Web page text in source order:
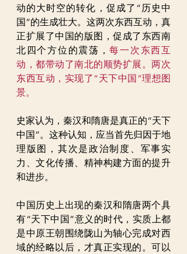
动的大时空的转化，促成了“历史中
国”的生成壮大。这两次东西互动，真
正扩展了中国的版图，促成了东西南
北四个方位的震荡，每一次东西互
动，都带动了南北的顺势扩展。两次
东西互动，实现了“天下中国”理想图
景。
史家认为，秦汉和隋唐是真正的“天下
中国”。这种认知，应当首先归因于地
理版图，其次是政治制度、军事实
力、文化传播、精神构建方面的提升
和进步。
中国历史上出现的秦汉和隋唐两个具
有“天下中国”意义的时代，实质上都
是中原王朝围绕陇山为轴心完成对西
域的经略以后，才真正实现的。可以